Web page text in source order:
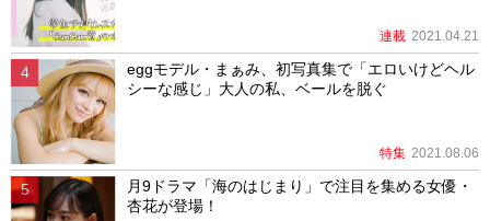
連載 2021.04.21
eggモデル・まぁみ、初写真集で「エロいけどヘル
シーな感じ」大人の私、ベールを脱ぐ
特集 2021.08.06
月9ドラマ「海のはじまり」で注目を集める女優・
杏花が登場！